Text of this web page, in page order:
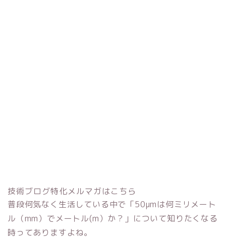
技術ブログ特化メルマガはこちら
普段何気なく生活している中で「50μmは何ミリメート
ル（mm）でメートル(m）か？」について知りたくなる
時ってありますよね。